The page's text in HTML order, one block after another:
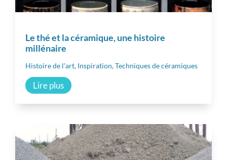
Le thé et la céramique, une histoire
millénaire
Histoire de l'art, Inspiration,Techniques de céramiques
Lire plus